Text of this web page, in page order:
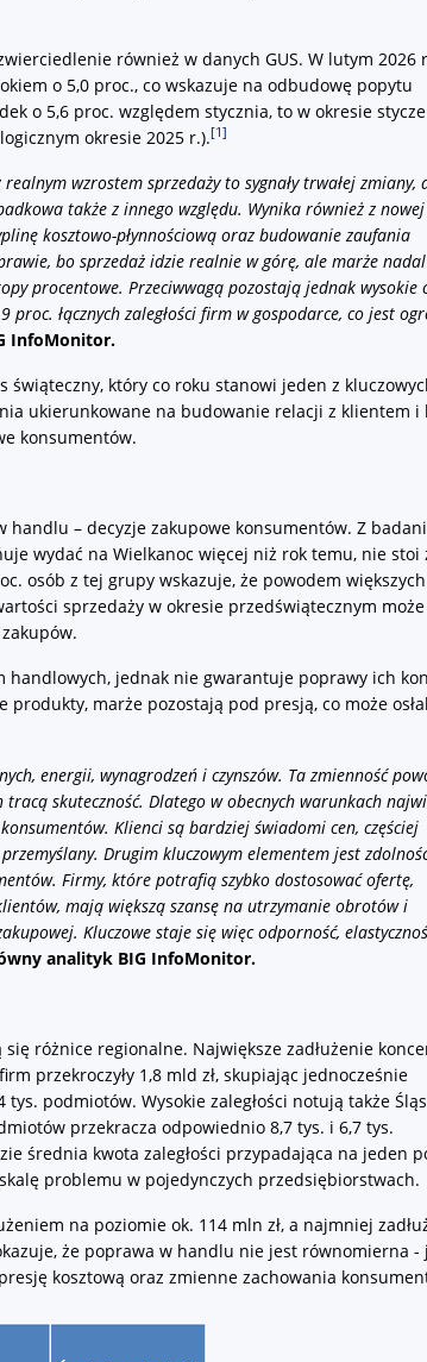
również w danych GUS. W lutym 2026
o 5,0 proc., co wskazuje na odbudowę popytu
o 5,6 proc. względem stycznia, to w okresie
okresie 2025 r.).[1]
wzrostem sprzedaży to sygnały trwałej zmiany,
także z innego względu. Wynika również z nowej
kosztowo-płynnościową oraz budowanie zaufania
bo sprzedaż idzie realnie w górę, ale marże
procentowe. Przeciwwagą pozostają jednak wysokie
łącznych zaległości firm w gospodarce, co jest
InfoMonitor.
który co roku stanowi jeden z
ukierunkowane na budowanie relacji z klientem i
konsumentów.
handlu – decyzje zakupowe konsumentów. Z
wydać na Wielkanoc więcej niż rok temu, nie stoi
osób z tej grupy wskazuje, że powodem większych
sprzedaży w okresie przedświątecznym
jednak nie gwarantuje poprawy ich
marże pozostają pod presją, co może
energii, wynagrodzeń i czynszów. Ta zmienność
tracą skuteczność. Dlatego w obecnych warunkach
Klienci są bardziej świadomi cen, częściej
Drugim kluczowym elementem jest
Firmy, które potrafią szybko dostosować ofertę,
mają większą szansę na utrzymanie obrotów i
Kluczowe staje się więc odporność,
analityk BIG InfoMonitor.
różnice regionalne. Największe zadłużenie
przekroczyły 1,8 mld zł, skupiając jednocześnie
podmiotów. Wysokie zaległości notują także
przekracza odpowiednio 8,7 tys. i 6,7 tys.
średnia kwota zaległości przypadająca na jeden
problemu w pojedynczych przedsiębiorstwach.
na poziomie ok. 114 mln zł, a najmniej
że poprawa w handlu nie jest równomierna -
kosztową oraz zmienne zachowania